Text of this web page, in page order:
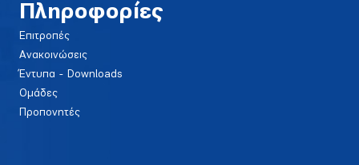
Πληροφορίες
Επιτροπές
Ανακοινώσεις
Έντυπα - Downloads
Ομάδες
Προπονητές